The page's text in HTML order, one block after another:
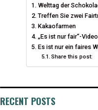
Welttag der
Treffen Sie zwei
Kakaofarmen
„Es ist nur fair“-
Es ist nur ein faires
Share this post:
RECENT POSTS